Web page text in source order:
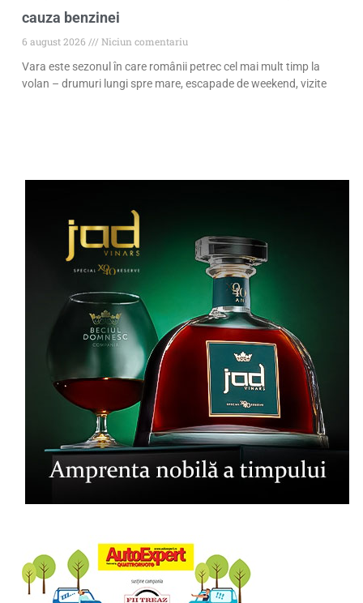
cauza benzinei
6 august 2026
Niciun comentariu
Vara este sezonul în care românii petrec cel mai mult timp la
volan – drumuri lungi spre mare, escapade de weekend, vizite